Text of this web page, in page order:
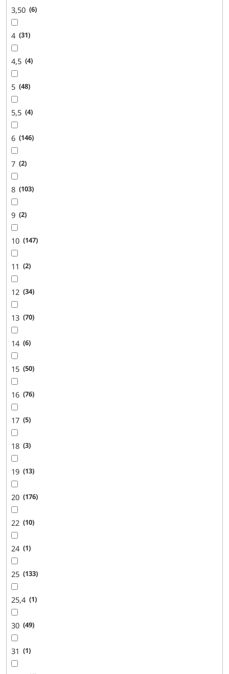
3,50 6
4 31
4,5 4
5 48
5,5 4
6 146
7 2
8 103
9 2
10 147
11 2
12 34
13 70
14 6
15 50
16 76
17 5
18 3
19 13
20 176
22 10
24 1
25 133
25,4 1
30 49
31 1